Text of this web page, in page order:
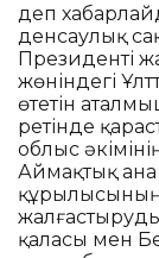
деп
денсаулық
Президенті
жөніндегі
өтетін
ретінде
облыс
Аймақтық
қаласы мен